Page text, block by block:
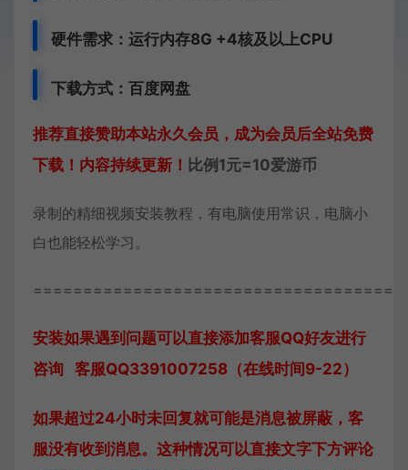
硬件需求：运行内存8G +4核及以上CPU
下载方式：百度网盘
推荐直接赞助本站永久会员，成为会员后全站免费
下载！内容持续更新！ 比例1元=10爱游币
录制的精细视频安装教程，有电脑使用常识，电脑小
白也能轻松学习。
安装如果遇到问题可以直接添加客服QQ好友进行
咨询 客服QQ3391007258（在线时间9-22）
如果超过24小时未回复就可能是消息被屏蔽，客
服没有收到消息。这种情况可以直接文字下方评论